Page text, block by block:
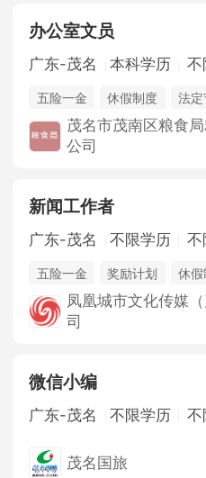
办公室文员
广东-茂名 本科学历 不
五险一金 休假制度 法定
茂名市茂南区粮食
公司
新闻工作者
广东-茂名 不限学历 不
五险一金 奖励计划 休
年终奖金
销售奖金
凤凰城市文化传媒
司
微信小编
广东-茂名 不限学历 不
茂名国旅